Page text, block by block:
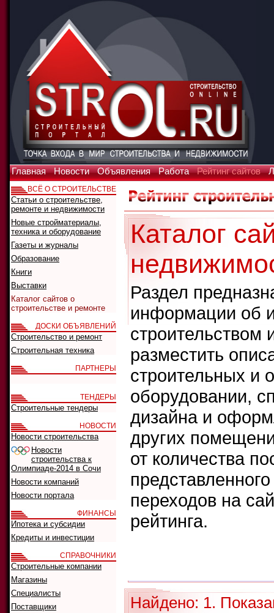
Главная Новости Объявления Работа Рейтинг сайтов
Каталог
Раздел
информации об
разместить
строительных и
оборудовании,
дизайна и
других
от количества
переходов на
рейтинга.
Найдено: 1.
ВСЁ О СТРОИТЕЛЬСТВЕ
Статьи о строительстве,
ремонте и недвижимости
Новые стройматериалы,
техника и оборудование
Газеты и журналы
Образование
Книги
Выставки
Каталог сайтов о
строительстве и ремонте
ДОСКИ ОБЪЯВЛЕНИЙ
Строительство и ремонт
Строительная техника
ПАРТНЕРЫ
ТЕНДЕРЫ
Строительные тендеры
НОВОСТИ
Новости строительства
Новости
строительства к
Олимпиаде-2014 в Сочи
Новости компаний
Новости портала
ФИНАНСЫ
Ипотека и субсидии
Кредиты и инвестиции
СПРАВОЧНИКИ
Строительные компании
Магазины
Специалисты
Поставщики